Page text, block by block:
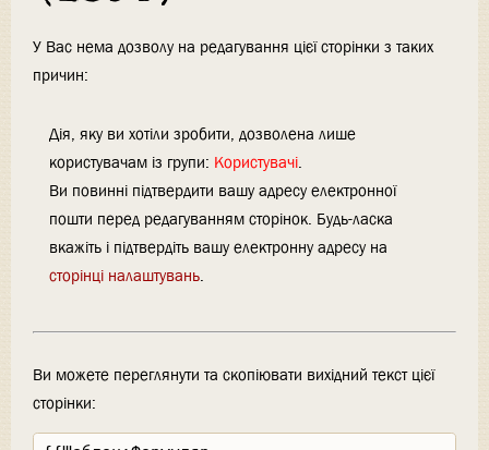
У Вас нема дозволу на редагування цієї сторінки з таких
причин:
Дія, яку ви хотіли зробити, дозволена лише
користувачам із групи: Користувачі.
Ви повинні підтвердити вашу адресу електронної
пошти перед редагуванням сторінок. Будь-ласка
вкажіть і підтвердіть вашу електронну адресу на
сторінці налаштувань.
Ви можете переглянути та скопіювати вихідний текст цієї
сторінки: